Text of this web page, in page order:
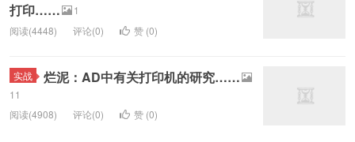
打印……
1
阅读(4448)
评论(0) 赞 (0)
实战 烂泥：AD中有关打印机的研究……
11
阅读(4908)
评论(0) 赞 (0)